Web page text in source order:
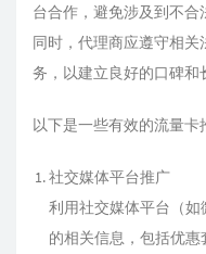
台合作，避免涉及到不合
同时，代理商应遵守相
务，以建立良好的口碑和
以下是一些有效的流量卡
社交媒体平台推广
利用社交媒体平台（如
的相关信息，包括优惠